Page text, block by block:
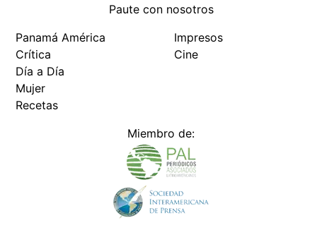
Paute con nosotros
Panamá América
Crítica
Día a Día
Mujer
Recetas
Impresos
Cine
Miembro de: